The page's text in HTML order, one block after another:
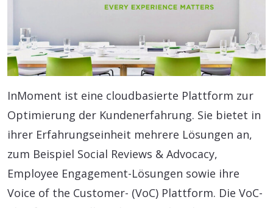
InMoment ist eine cloudbasierte Plattform zur
Optimierung der Kundenerfahrung. Sie bietet in
ihrer Erfahrungseinheit mehrere Lösungen an,
zum Beispiel Social Reviews & Advocacy,
Employee Engagement-Lösungen sowie ihre
Voice of the Customer- (VoC) Plattform. Die VoC-